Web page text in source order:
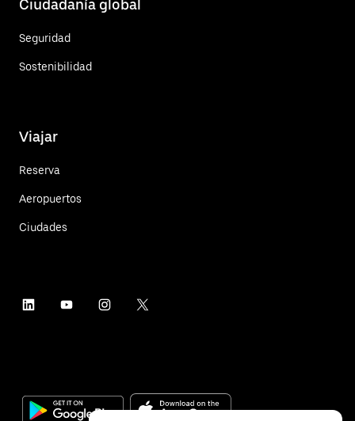
Ciudadanía global
Seguridad
Sostenibilidad
Viajar
Reserva
Aeropuertos
Ciudades